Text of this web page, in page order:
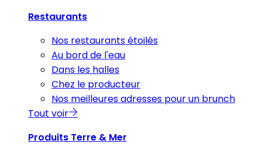
Restaurants
Nos restaurants étoilés
Au bord de l'eau
Dans les halles
Chez le producteur
Nos meilleures adresses pour un brunch
Tout voir
Produits Terre & Mer